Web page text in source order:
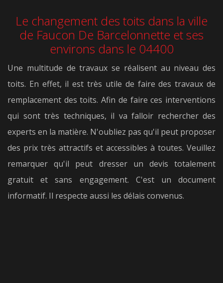
Le changement des toits dans la ville
de Faucon De Barcelonnette et ses
environs dans le 04400
Une multitude de travaux se réalisent au niveau des
toits. En effet, il est très utile de faire des travaux de
remplacement des toits. Afin de faire ces interventions
qui sont très techniques, il va falloir rechercher des
experts en la matière. N'oubliez pas qu'il peut proposer
des prix très attractifs et accessibles à toutes. Veuillez
remarquer qu'il peut dresser un devis totalement
gratuit et sans engagement. C'est un document
informatif. Il respecte aussi les délais convenus.